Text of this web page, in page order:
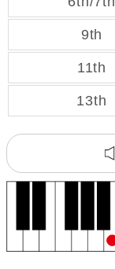
9th
11th
13th